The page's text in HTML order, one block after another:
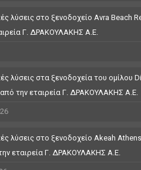
λύσεις στο ξενοδοχείο Avra Beach
Γ. ΔΡΑΚΟΥΛΑΚΗΣ Α.Ε.
λύσεις στα ξενοδοχεία του ομίλου
την εταιρεία Γ. ΔΡΑΚΟΥΛΑΚΗΣ Α.Ε.
λύσεις στο ξενοδοχείο Akeah
εταιρεία Γ. ΔΡΑΚΟΥΛΑΚΗΣ Α.Ε.